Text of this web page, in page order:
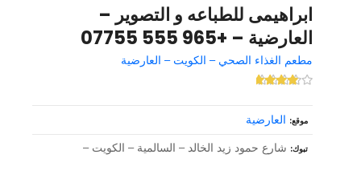
ابراهیمی للطباعه و التصویر –
العارضية – +965 555 07755
مطعم الغذاء الصحي – الكويت – العارضية
موقع العارضية
تبوك شارع حمود زيد الخالد – السالمية – الكويت –